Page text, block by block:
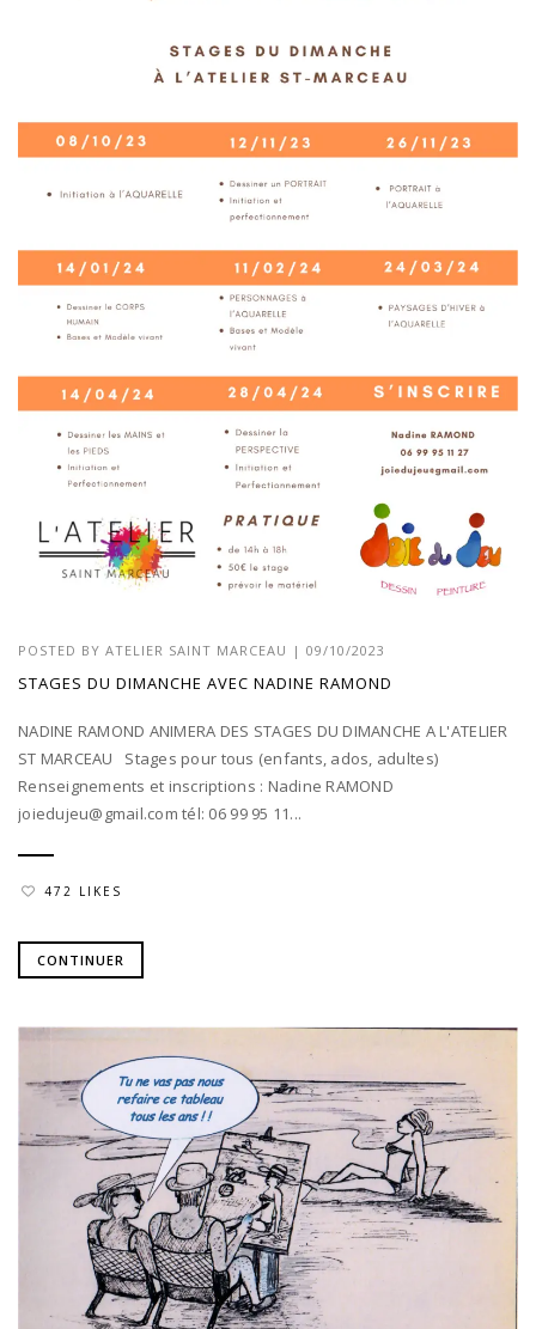
POSTED BY ATELIER SAINT MARCEAU | 09/10/2023
STAGES DU DIMANCHE AVEC NADINE RAMOND
NADINE RAMOND ANIMERA DES STAGES DU DIMANCHE A L'ATELIER
ST MARCEAU Stages pour tous (enfants, ados, adultes)
Renseignements et inscriptions : Nadine RAMOND
joiedujeu@gmail.com tél: 06 99 95 11...
472 LIKES
CONTINUER